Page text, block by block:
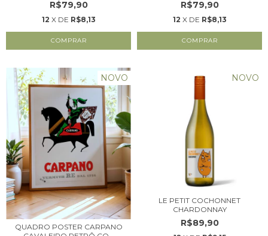
R$79,90
12 X DE R$8,13
R$79,90
12 X DE R$8,13
NOVO
QUADRO POSTER CARPANO
NOVO
LE PETIT COCHONNET
CHARDONNAY
R$89,90